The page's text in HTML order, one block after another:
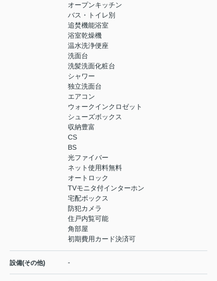
オープンキッチン
バス・トイレ別
追焚機能浴室
浴室乾燥機
温水洗浄便座
洗面台
洗髪洗面化粧台
シャワー
独立洗面台
エアコン
ウォークインクロゼット
シューズボックス
収納豊富
CS
BS
光ファイバー
ネット使用料無料
オートロック
TVモニタ付インターホン
宅配ボックス
防犯カメラ
住戸内覧可能
角部屋
初期費用カード決済可
設備(その他) -